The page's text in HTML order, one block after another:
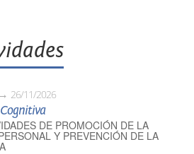
26/11/2026
DE PROMOCIÓN DE LA
Y PREVENCIÓN DE LA